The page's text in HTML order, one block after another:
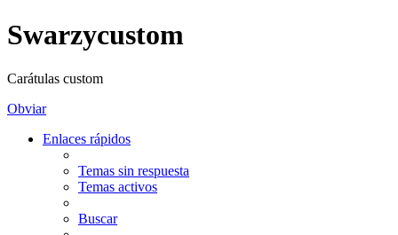
Swarzycustom
Carátulas custom
Obviar
Enlaces rápidos
Temas sin respuesta
Temas activos
Buscar